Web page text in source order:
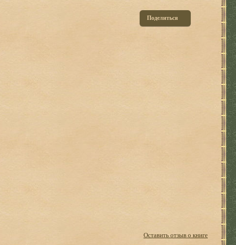
Поделиться
Оставить отзыв о книге